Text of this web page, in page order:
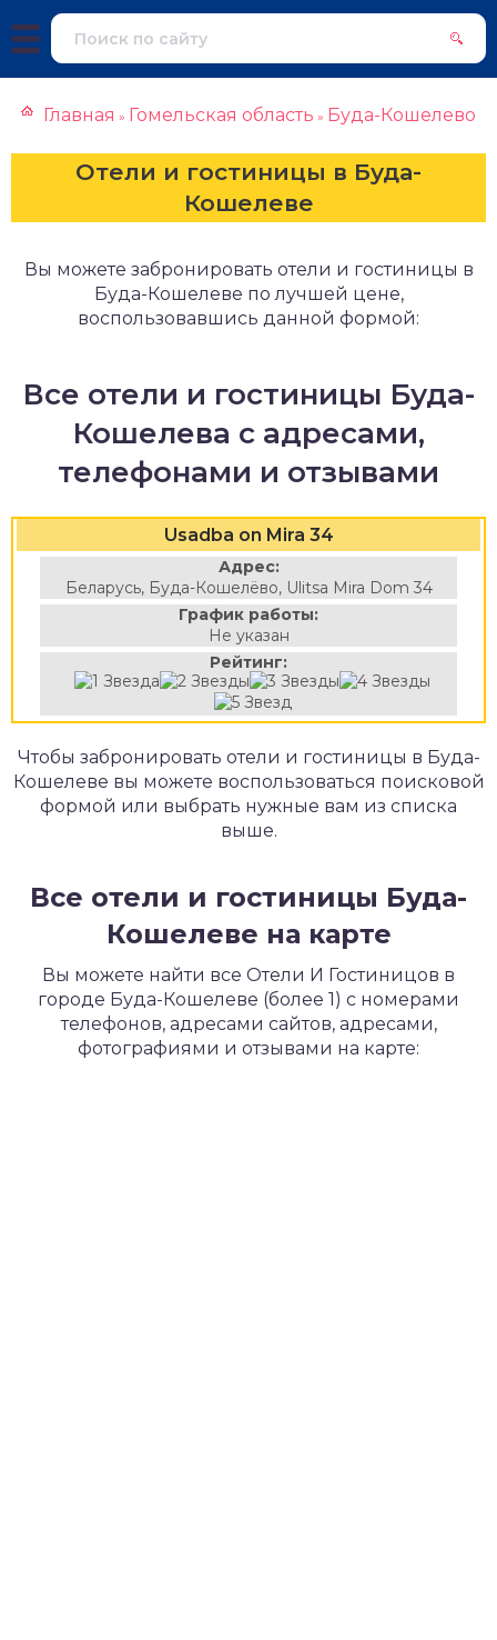
Главная » Гомельская область » Буда-Кошелево
Отели и гостиницы в Буда-
Кошелеве
Вы можете забронировать отели и гостиницы в
Буда-Кошелеве по лучшей цене,
воспользовавшись данной формой:
Все отели и гостиницы Буда-
Кошелева с адресами,
телефонами и отзывами
Usadba on Mira 34
Адрес:
Беларусь, Буда-Кошелёво, Ulitsa Mira Dom 34
График работы:
Не указан
Рейтинг:
Чтобы забронировать отели и гостиницы в Буда-
Кошелеве вы можете воспользоваться поисковой
формой или выбрать нужные вам из списка
выше.
Все отели и гостиницы Буда-
Кошелеве на карте
Вы можете найти все Отели И Гостиницов в
городе Буда-Кошелеве (более 1) с номерами
телефонов, адресами сайтов, адресами,
фотографиями и отзывами на карте: